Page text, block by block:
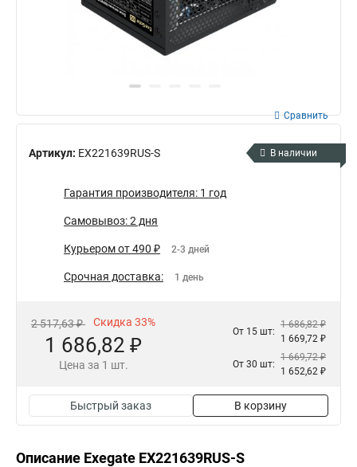
Артикул: EX221639RUS-S
Сравнить
В наличии
Гарантия производителя: 1 год
Самовывоз: 2 дня
Курьером от 490 ₽ 2-3 дней
Срочная доставка: 1 день
2 517,63 ₽ Скидка 33%
1 686,82 ₽
Цена за 1 шт.
От 15 шт:
1 686,82 ₽
1 669,72 ₽
От 30 шт:
1 669,72 ₽
1 652,62 ₽
Быстрый заказ В корзину
Описание Exegate EX221639RUS-S